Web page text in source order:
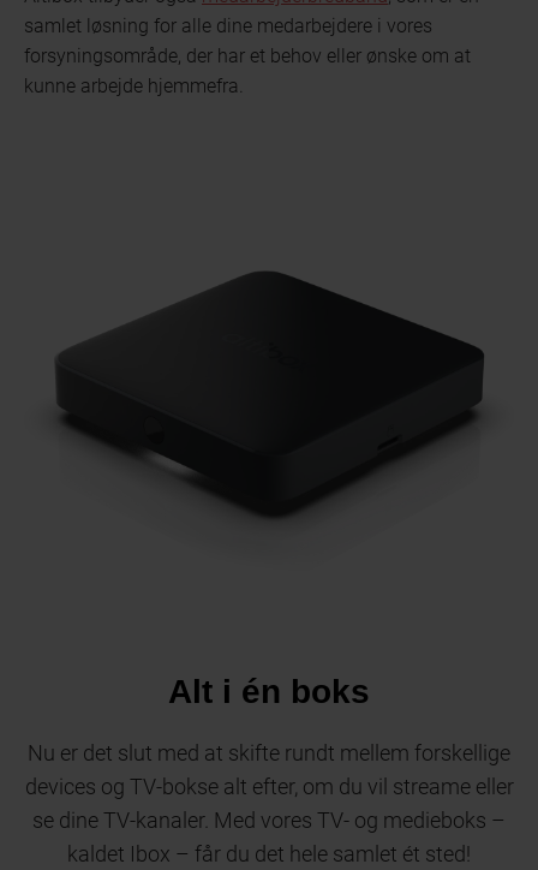
samlet løsning for alle dine medarbejdere i vores
forsyningsområde, der har et behov eller ønske om at
kunne arbejde hjemmefra.
Alt i én boks
Nu er det slut med at skifte rundt mellem forskellige
devices og TV-bokse alt efter, om du vil streame eller
se dine TV-kanaler. Med vores TV- og medieboks –
kaldet Ibox – får du det hele samlet ét sted!